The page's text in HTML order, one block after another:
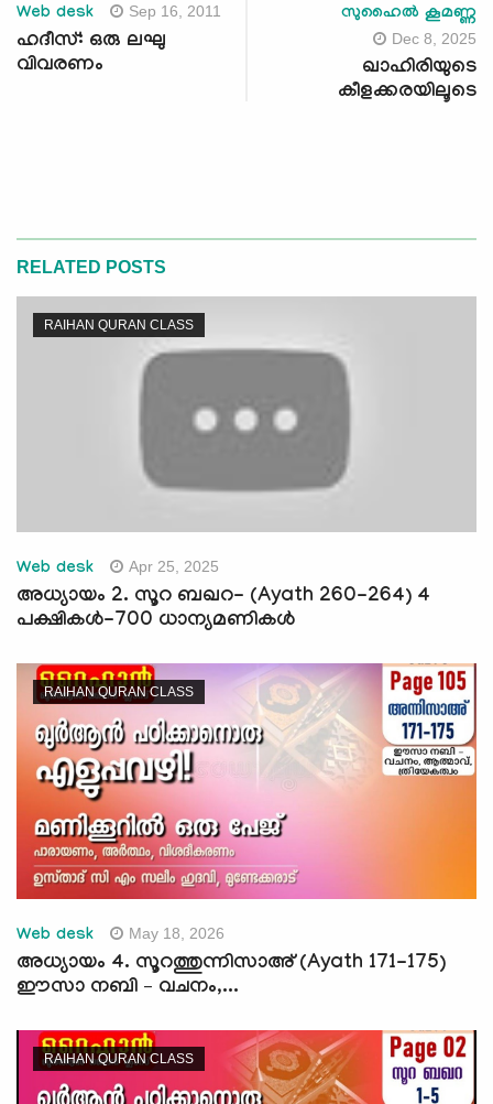
Web desk Sep 16, 2011
ഹദീസ്: ഒരു ലഘു
വിവരണം
സുഹൈല്‍ കൂമണ്ണ
Dec 8, 2025
ഖാഹിരിയുടെ
കീളക്കരയിലൂടെ
RELATED POSTS
RAIHAN QURAN CLASS
Web desk Apr 25, 2025
അധ്യായം 2. സൂറ ബഖറ- (Ayath 260-264) 4
പക്ഷികൾ-700 ധാന്യമണികൾ
RAIHAN QURAN CLASS
Web desk May 18, 2026
അധ്യായം 4. സൂറത്തുന്നിസാഅ് (Ayath 171-175)
ഈസാ നബി – വചനം,...
RAIHAN QURAN CLASS